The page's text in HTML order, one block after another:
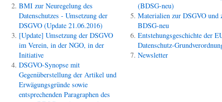
BMI zur Neuregelung des
Datenschutzes - Umsetzung der
DSGVO (Update 21.06.2016)
[Update] Umsetzung der DSGVO
im Verein, in der NGO, in der
Initiative
DSGVO-Synopse mit
Gegenüberstellung der Artikel und
Erwägungsgründe sowie
entsprechenden Paragraphen des
(BDSG-neu)
Materialien zur DSGVO und
BDSG-neu
Entstehungsgeschichte der
Datenschutz-
Newsletter